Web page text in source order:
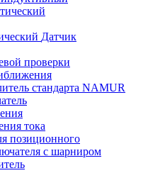
Датчик
проверки
стандарта NAMUR
тока
позиционного
с шарниром